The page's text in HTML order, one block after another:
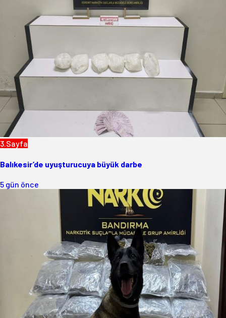
3.Sayfa
Balıkesir’de uyuşturucuya büyük darbe
5 gün önce